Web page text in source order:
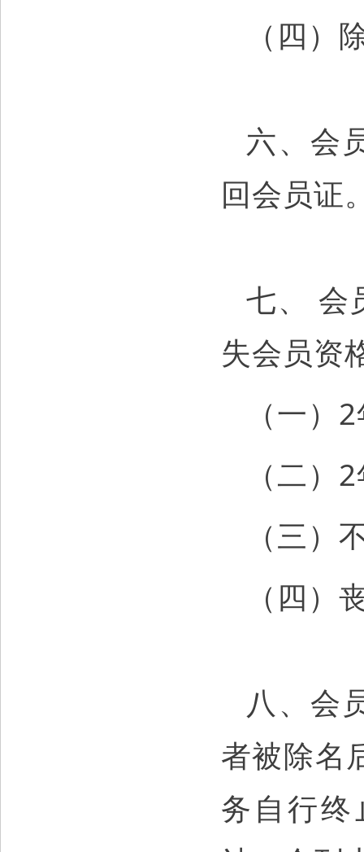
（四）
六、会
回会员证
七、 会
失会员资
（一）
（二）
（三）
（四）
八、会
者被除名
务自行